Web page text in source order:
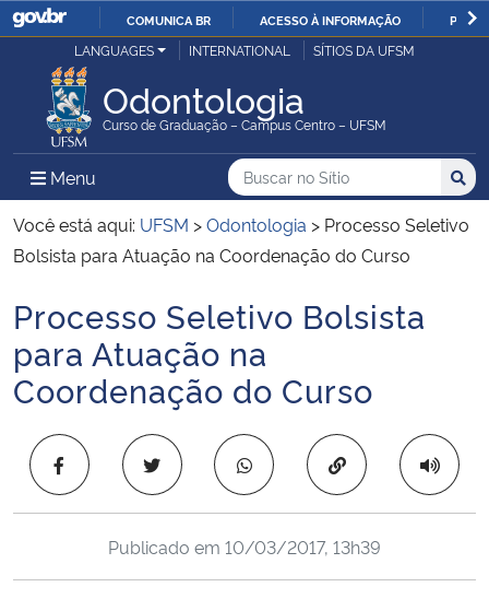
IR
O
COMUNICA BR ACESSO À INFORMAÇÃO
Ministério da Justiça e Segurança Pública
Ministério da Defesa
Ministério das Relações Exteriores
Ministério da Infraestrutura
Ministério da Agricultura, Pecuária e Abastecimento
Ministério da Educação
LANGUAGES INTERNATIONAL SÍTIOS DA UFSM
Odontologia
Curso de Graduação – Campus Centro – UFSM
Menu Menu Principal do Sítio
Busca
Buscar no no Sítio
Busca:
Você está aqui: UFSM >Odontologia > Processo Seletivo
Bolsista para Atuação na Coordenação do Curso
Início do conteúdo
Processo Seletivo Bolsista
para Atuação na
Coordenação do Curso
Copiar para área
Publicado em 10/03/2017, 13h39